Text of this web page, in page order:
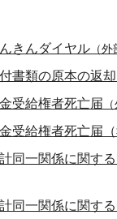
きんダイヤル （
書類の原本の返却
受給権者死亡届
受給権者死亡届
同一関係に関す
同一関係に関す